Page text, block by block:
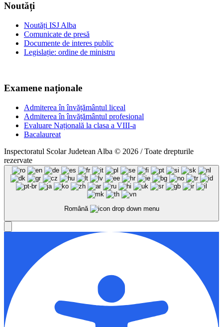
Noutăți
Noutăți ISJ Alba
Comunicate de presă
Documente de interes public
Legislație: ordine de ministru
Examene naționale
Admiterea în învățământul liceal
Admiterea în învățământul profesional
Evaluare Națională la clasa a VIII-a
Bacalaureat
Inspectoratul Scolar Judetean Alba © 2026 / Toate drepturile
rezervate
Română